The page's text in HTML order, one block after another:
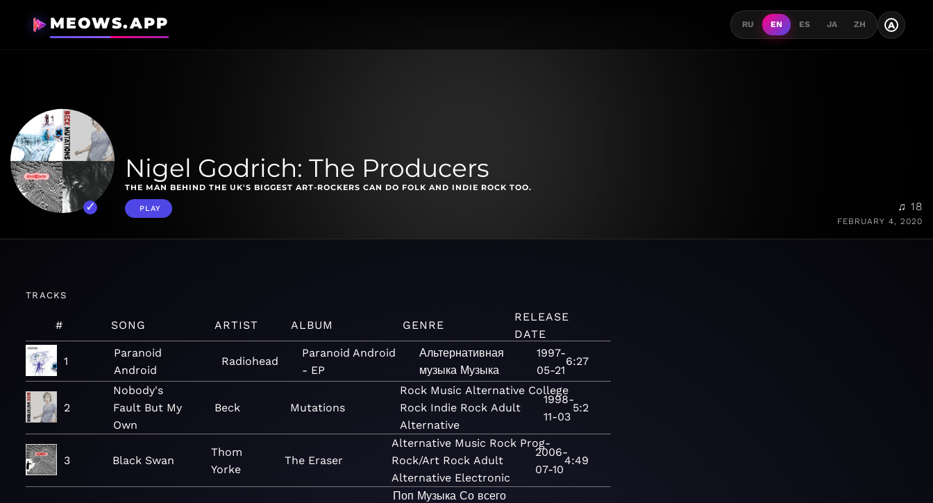
MEOWS.APP RU EN ES JA ZH A
Nigel Godrich: The Producers
THE MAN BEHIND THE UK'S BIGGEST ART-ROCKERS CAN DO FOLK AND INDIE ROCK TOO.
PLAY ♫ 18
FEBRUARY 4, 2020
TRACKS
# SONG ARTIST ALBUM GENRE
RELEASE
DATE
1
Paranoid
Android
Radiohead
Paranoid Android
- EP
Альтернативная
музыка Музыка
1997-
05-21
6:27
2
Nobody's
Fault But My
Own
Beck Mutations
Rock Music Alternative College
Rock Indie Rock Adult
Alternative
1998-
11-03
5:2
3 Black Swan
Thom
Yorke
The Eraser
Alternative Music Rock Prog-
Rock/Art Rock Adult
Alternative Electronic
2006-
07-10
4:49
Поп Музыка Со всего